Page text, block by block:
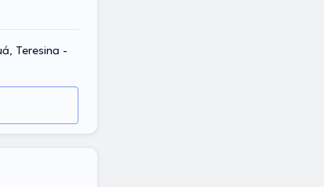
Teresina -